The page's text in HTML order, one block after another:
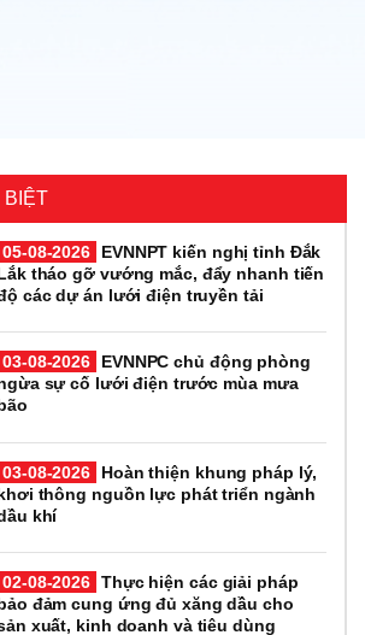
05-08-2026
EVNNPT kiến nghị tỉnh Đắk
tháo gỡ vướng mắc, đẩy nhanh tiến
các dự án lưới điện truyền tải
03-08-2026
EVNNPC chủ động phòng
sự cố lưới điện trước mùa mưa
03-08-2026
Hoàn thiện khung pháp lý,
thông nguồn lực phát triển ngành
khí
02-08-2026 Thực hiện các giải pháp
đảm cung ứng đủ xăng dầu cho
xuất, kinh doanh và tiêu dùng